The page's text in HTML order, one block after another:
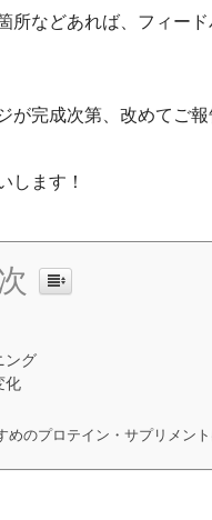
所などあれば、フィー
が完成次第、改めてご
します！
ング
化
めのプロテイン・サプリメン